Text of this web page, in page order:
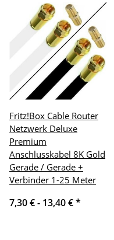
Fritz!Box Cable Router
Netzwerk Deluxe
Premium
Anschlusskabel 8K Gold
Gerade / Gerade +
Verbinder 1-25 Meter
7,30 € - 13,40 €*